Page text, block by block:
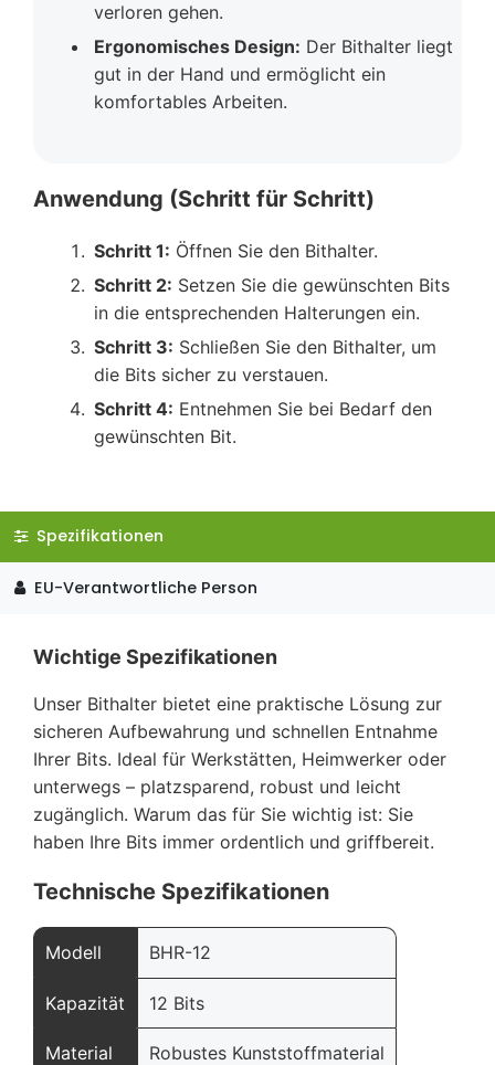
verloren gehen.
Ergonomisches Design: Der Bithalter liegt
gut in der Hand und ermöglicht ein
komfortables Arbeiten.
Anwendung (Schritt für Schritt)
Schritt 1: Öffnen Sie den Bithalter.
Schritt 2: Setzen Sie die gewünschten Bits
in die entsprechenden Halterungen ein.
Schritt 3: Schließen Sie den Bithalter, um
die Bits sicher zu verstauen.
Schritt 4: Entnehmen Sie bei Bedarf den
gewünschten Bit.
Spezifikationen
EU-Verantwortliche Person
Wichtige Spezifikationen
Unser Bithalter bietet eine praktische Lösung zur
sicheren Aufbewahrung und schnellen Entnahme
Ihrer Bits. Ideal für Werkstätten, Heimwerker oder
unterwegs – platzsparend, robust und leicht
zugänglich. Warum das für Sie wichtig ist: Sie
haben Ihre Bits immer ordentlich und griffbereit.
Technische Spezifikationen
Modell BHR-12
Kapazität 12 Bits
Material Robustes Kunststoffmaterial